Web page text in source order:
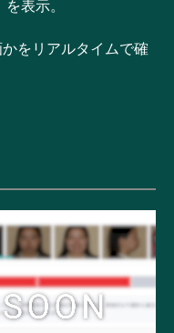
表示。
をリアルタイムで確